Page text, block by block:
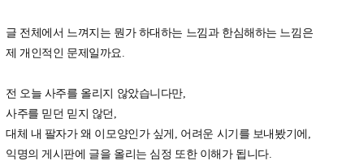
글 전체에서 느껴지는 뭔가 하대하는 느낌과 한심해하는 느낌은
제 개인적인 문제일까요.
전 오늘 사주를 올리지 않았습니다만,
사주를 믿던 믿지 않던,
대체 내 팔자가 왜 이모양인가 싶게, 어려운 시기를 보내봤기에,
익명의 게시판에 글을 올리는 심정 또한 이해가 됩니다.